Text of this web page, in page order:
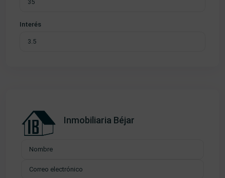
Interés
Inmobiliaria Béjar